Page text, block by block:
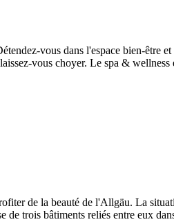
vous dans l'espace bien-être
vous choyer. Le spa &
de la beauté de l'Allgäu. La
trois bâtiments reliés entre eux